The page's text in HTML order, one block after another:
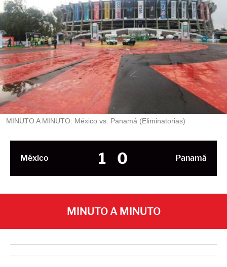
s
d
e
c
o
m
p
a
r
t
r
MINUTO A MINUTO: México vs. Panamá (Eliminatorias)
México 1 0 Panamá
MINUTO A MINUTO